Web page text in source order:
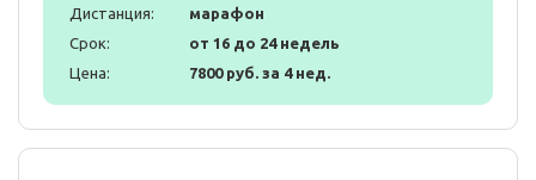
Дистанция:
марафон
Срок:
от 16 до 24 недель
Цена:
7800 руб. за 4 нед.